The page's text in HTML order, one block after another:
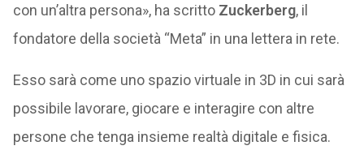
con un’altra persona», ha scritto Zuckerberg, il
fondatore della società “Meta” in una lettera in rete.
Esso sarà come uno spazio virtuale in 3D in cui sarà
possibile lavorare, giocare e interagire con altre
persone che tenga insieme realtà digitale e fisica.